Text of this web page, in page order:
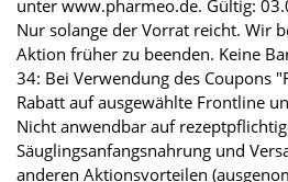
unter www.pharmeo.de. Gültig:
Nur solange der Vorrat reicht. Wir
Aktion früher zu beenden. Keine
34: Bei Verwendung des Coupons
Rabatt auf ausgewählte Frontline
Nicht anwendbar auf
Säuglingsanfangsnahrung und
anderen Aktionsvorteilen